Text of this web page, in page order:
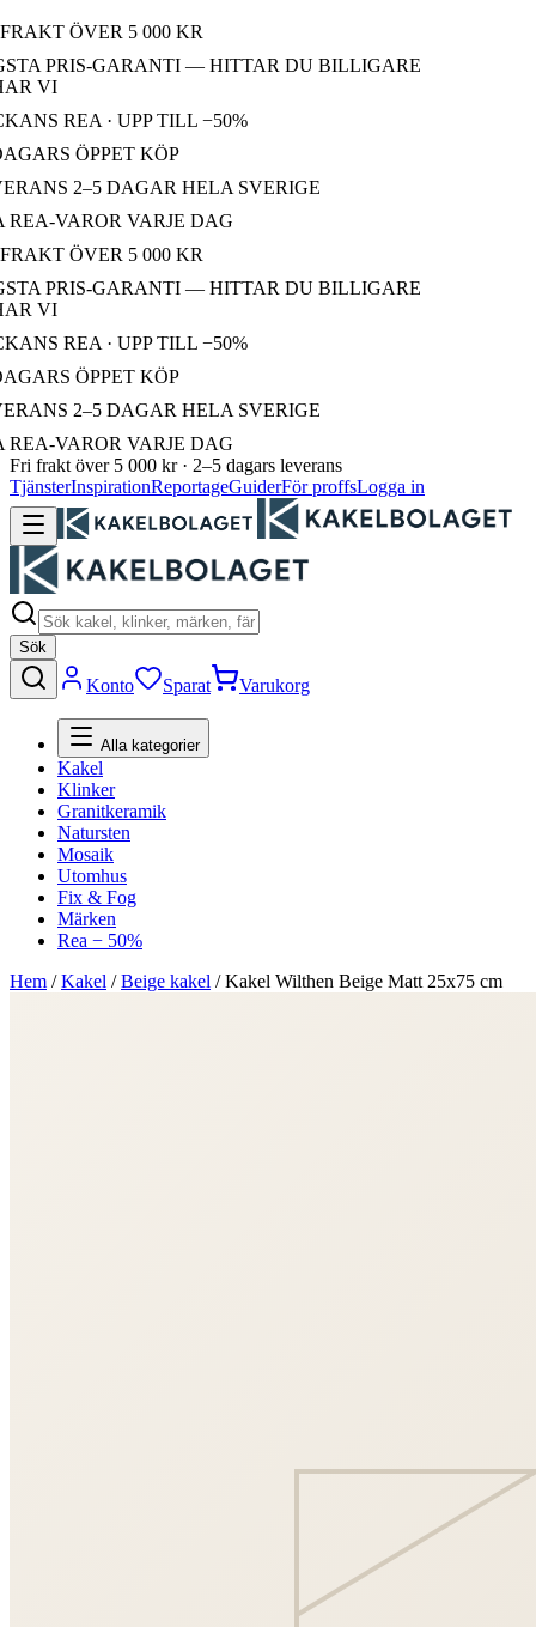
ÖVER 5 000 KR
PRIS-GARANTI — HITTAR DU BILLIGARE
VI
REA · UPP TILL −50%
ÖPPET KÖP
2–5 DAGAR HELA SVERIGE
VAROR VARJE DAG
ÖVER 5 000 KR
PRIS-GARANTI — HITTAR DU BILLIGARE
VI
REA · UPP TILL −50%
ÖPPET KÖP
2–5 DAGAR HELA SVERIGE
VAROR VARJE DAG
Fri frakt över 5 000 kr · 2–5 dagars leverans
TjänsterInspirationReportageGuiderFör proffsLogga in
Sök
Konto Sparat Varukorg
Alla kategorier
Kakel
Klinker
Granitkeramik
Natursten
Mosaik
Utomhus
Fix & Fog
Märken
Rea − 50%
Hem /Kakel /Beige kakel /Kakel Wilthen Beige Matt 25x75 cm